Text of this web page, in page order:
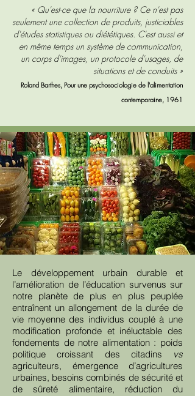
« Qu'est-ce que la nourriture ? Ce n'est pas
seulement une collection de produits, justiciables
d'études statistiques ou diététiques. C'est aussi et
en même temps un système de communication,
un corps d'images, un protocole d'usages, de
situations et de conduits »
Roland Barthes, Pour une psychosociologie de l'alimentation
contemporaine, 1961
Le développement urbain durable et
l’amélioration de l’éducation survenus sur
notre planète de plus en plus peuplée
entraînent un allongement de la durée de
vie moyenne des individus couplé à une
modification profonde et inéluctable des
fondements de notre alimentation : poids
politique croissant des citadins
vs
agriculteurs, émergence d’agricultures
urbaines, besoins combinés de sécurité et
de sûreté alimentaire, réduction du